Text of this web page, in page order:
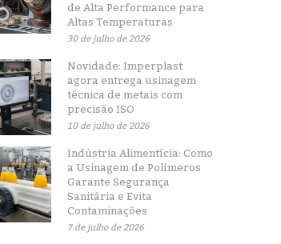
de Alta Performance para
Altas Temperaturas
30 de julho de 2026
Novidade: Imperplast
agora entrega usinagem
técnica de metais com
precisão ISO
10 de julho de 2026
Indústria Alimentícia: Como
a Usinagem de Polímeros
Garante Segurança
Sanitária e Evita
Contaminações
7 de julho de 2026